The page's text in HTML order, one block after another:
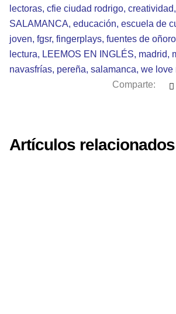
lectoras, cfie ciudad rodrigo, creatividad,
SALAMANCA, educación, escuela de
joven, fgsr, fingerplays, fuentes de oñoro
lectura, LEEMOS EN INGLÉS, madrid,
navasfrías, pereña, salamanca, we love
Comparte:
Artículos relacionados